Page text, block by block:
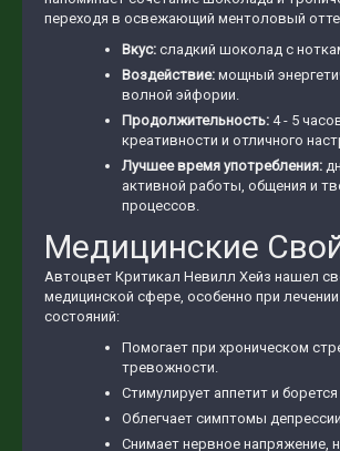
переходя в освежающий ментоловый
Вкус: сладкий шоколад с
Воздействие: мощный
волной эйфории.
Продолжительность: 4 - 5
креативности и отличного
Лучшее время употребления:
активной работы, общения и
процессов.
Медицинские
Автоцвет Критикал Невилл Хейз нашел
медицинской сфере, особенно при
состояний:
Помогает при хроническом
тревожности.
Стимулирует аппетит и
Облегчает симптомы
Снимает нервное напряжение,